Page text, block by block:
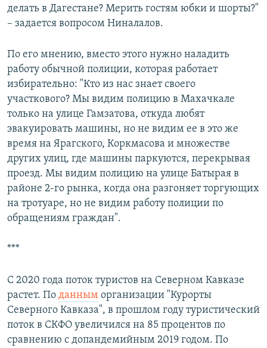
делать в Дагестане? Мерить гостям юбки и шорты?"
– задается вопросом Ниналалов.
По его мнению, вместо этого нужно наладить
работу обычной полиции, которая работает
избирательно: "Кто из нас знает своего
участкового? Мы видим полицию в Махачкале
только на улице Гамзатова, откуда любят
эвакуировать машины, но не видим ее в это же
время на Ярагского, Коркмасова и множестве
других улиц, где машины паркуются, перекрывая
проезд. Мы видим полицию на улице Батырая в
районе 2-го рынка, когда она разгоняет торгующих
на тротуаре, но не видим работу полиции по
обращениям граждан".
***
С 2020 года поток туристов на Северном Кавказе
растет. По данным организации "Курорты
Северного Кавказа", в прошлом году туристический
поток в СКФО увеличился на 85 процентов по
сравнению с допандемийным 2019 годом. По